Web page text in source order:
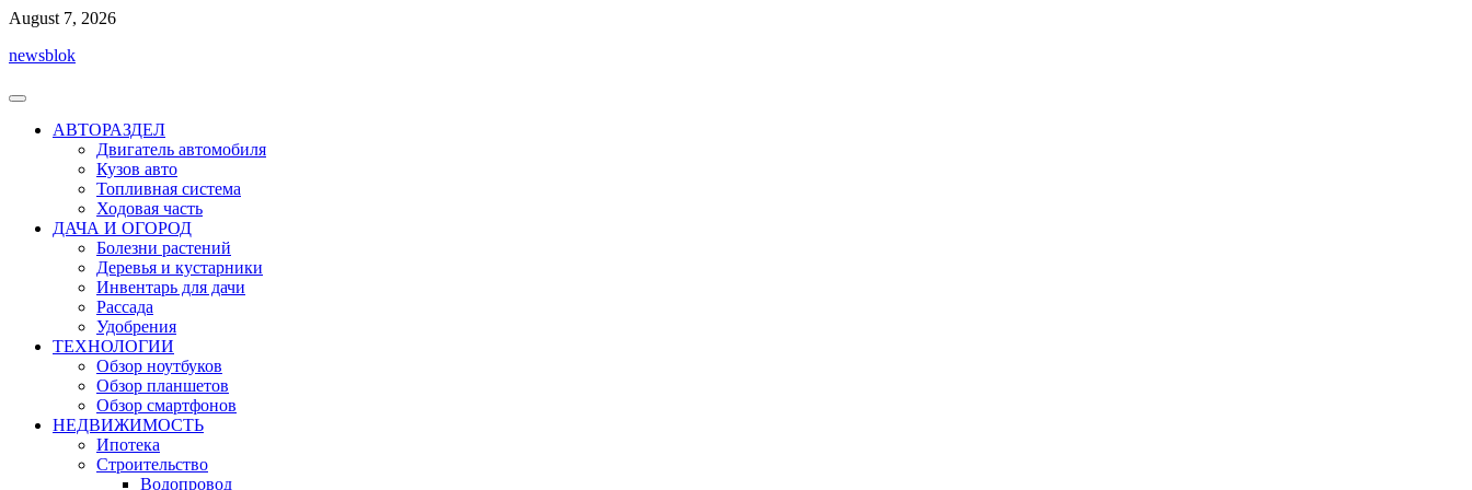
Перейти
содержимому
August 7, 2026
newsblok
АВТОРАЗДЕЛ
Двигатель автомобиля
Кузов авто
Топливная система
Ходовая часть
ДАЧА И ОГОРОД
Болезни растений
Деревья и кустарники
Инвентарь для дачи
Рассада
Удобрения
ТЕХНОЛОГИИ
Обзор ноутбуков
Обзор планшетов
Обзор смартфонов
НЕДВИЖИМОСТЬ
Ипотека
Строительство
Водопровод